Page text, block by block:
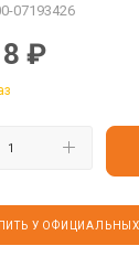
07193426
₽
У